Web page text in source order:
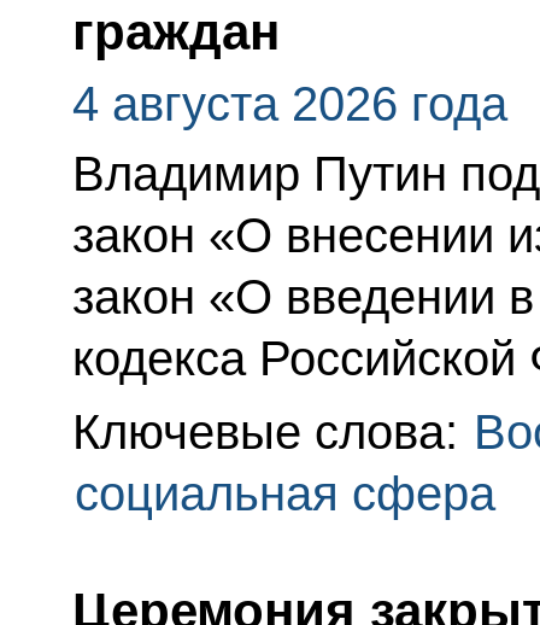
граждан
4 августа 2026 года
Владимир Путин
закон «О внесении
закон «О введении
кодекса
Ключевые слова:
социальная сфера
Церемония